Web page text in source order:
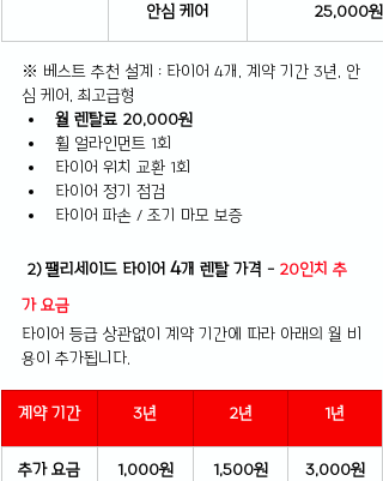
안심 케어 25,000원
※ 베스트 추천 설계 : 타이어 4개, 계약 기간 3년, 안
심 케어, 최고급형
월 렌탈료 20,000원
휠 얼라인먼트 1회
타이어 위치 교환 1회
타이어 정기 점검
타이어 파손 / 조기 마모 보증
2) 팰리세이드 타이어 4개 렌탈 가격 - 20인치 추
가 요금
타이어 등급 상관없이 계약 기간에 따라 아래의 월 비
용이 추가됩니다.
계약 기간 3년 2년 1년
추가 요금 1,000원 1,500원 3,000원